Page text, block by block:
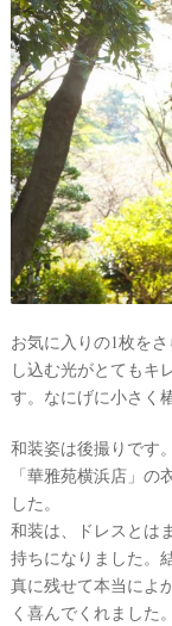
お気に入りの1枚を
し込む光がとてもキ
す。なにげに小さく
和装姿は後撮りです。
「華雅苑横浜店」
した。
和装は、ドレスとは
持ちになりました。
真に残せて本当によ
く喜んでくれました